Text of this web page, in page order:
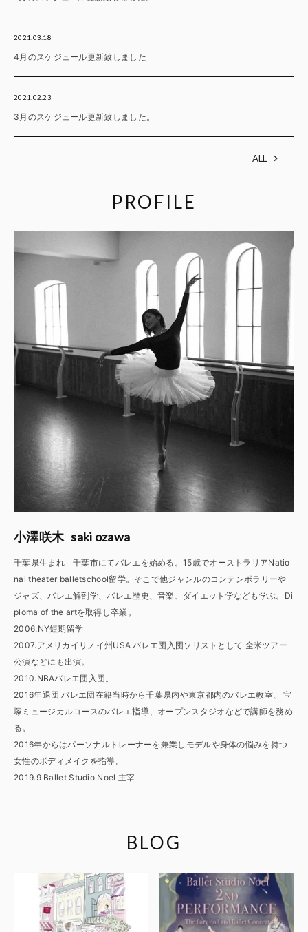
2021.03.18
4月のスケジュール更新致しました
2021.02.23
3月のスケジュール更新致しました。
ALL
PROFILE
小澤咲木 saki ozawa
千葉県生まれ 千葉市にてバレエを始める。15歳でオーストラリアNatio
nal theater balletschool留学。そこで他ジャンルのコンテンポラリーや
ジャズ、バレエ解剖学、バレエ歴史、音楽、ダイエット学なども学ぶ。Di
ploma of the artを取得し卒業。
2006.NY短期留学
2007.アメリカイリノイ州USA バレエ団入団ソリストとして 全米ツアー
公演などにも出演。
2010.NBAバレエ団入団。
2016年退団 バレエ団在籍当時から千葉県内や東京都内のバレエ教室、 宝
塚ミュージカルコースのバレエ指導、オープンスタジオなどで講師を務め
る。
2016年からはパーソナルトレーナーを兼業しモデルや身体の悩みを持つ
女性のボディメイクを指導。
2019.9 Ballet Studio Noel 主宰
BLOG